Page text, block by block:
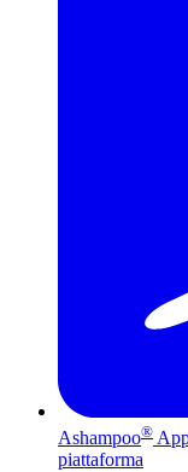
Ashampoo®
piattaforma